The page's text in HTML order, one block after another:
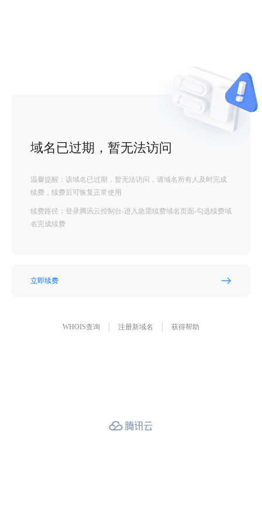
域名已过期，暂无法访问
温馨提醒：该域名已过期，暂无法访问，请域名所有人及时完成
续费，续费后可恢复正常使用
续费路径：登录腾讯云控制台-进入急需续费域名页面-勾选续费域
名完成续费
立即续费
WHOIS查询 注册新域名 获得帮助